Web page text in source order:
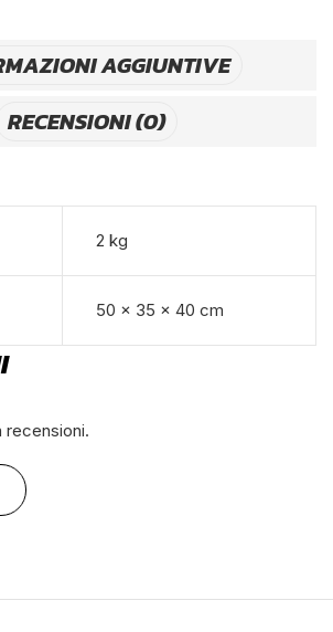
AGGIUNTIVE
RECENSIONI (0)
2 kg
50 × 35 × 40 cm
recensioni.